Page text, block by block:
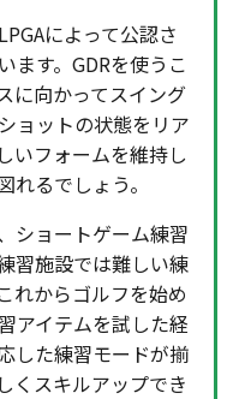
によって公認さ
ます。GDRを使うこ
に向かってスイング
ョットの状態をリア
いフォームを維持し
るでしょう。
ショートゲーム練習
習施設では難しい練
れからゴルフを始め
アイテムを試した経
した練習モードが揃
くスキルアップでき